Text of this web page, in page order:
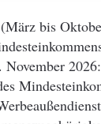
bis
2026: